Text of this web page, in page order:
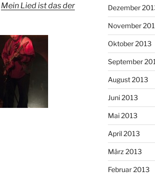
Mein Lied ist das der
Dezember
November
Oktober 2013
September
August 2013
Juni 2013
Mai 2013
April 2013
März 2013
Februar 2013